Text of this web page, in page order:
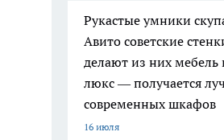
Рукастые умники
Авито советские
делают из них мебель
люкс — получается
современных шкафов
16 июля